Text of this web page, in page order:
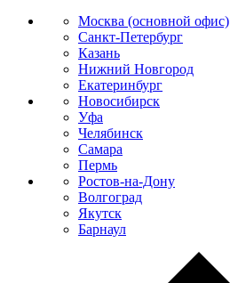
Москва (основной офис)
Санкт-Петербург
Казань
Нижний Новгород
Екатеринбург
Новосибирск
Уфа
Челябинск
Самара
Пермь
Ростов-на-Дону
Волгоград
Якутск
Барнаул